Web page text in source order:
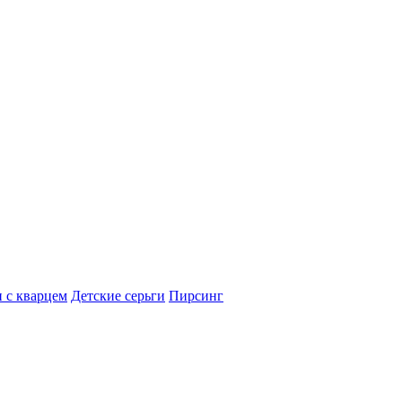
с кварцем Детские серьги Пирсинг